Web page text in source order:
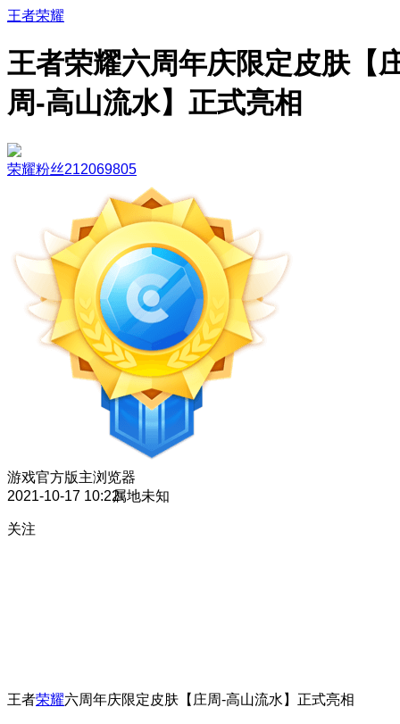
王者荣耀
王者荣耀六周年庆限定皮肤【
周-高山流水】正式亮相
荣耀粉丝212069805
游戏官方版主浏览器
2021-10-17 10:22属地未知
关注
王者荣耀六周年庆限定皮肤【庄周-高山流水】正式亮相